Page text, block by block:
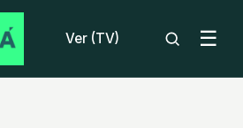
Ver (TV) ☰